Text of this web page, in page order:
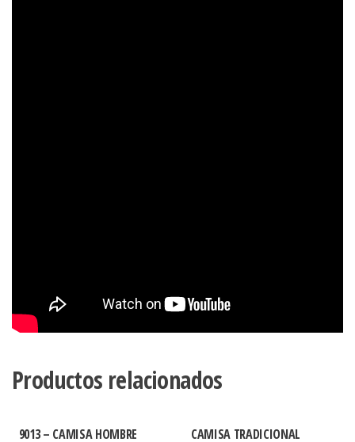
Productos relacionados
9013 – CAMISA HOMBRE CAMISA TRADICIONAL